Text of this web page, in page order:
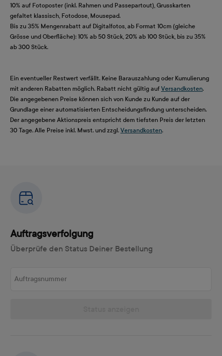
10% auf Fotoposter (inkl. Rahmen und Passepartout), Grusskarten
gefaltet klassisch, Fotodose, Mousepad.
Bis zu 35% Mengenrabatt auf Digitalfotos, ab Format 10cm (gleiche
Grösse und Oberfläche): 10% ab 50 Stück, 20% ab 100 Stück, bis zu 35%
ab 300 Stück.
Ein eventueller Restwert verfällt. Keine Barauszahlung oder Kumulierung
mit anderen Rabatten möglich. Rabatt nicht gültig auf Versandkosten.
Die angegebenen Preise können sich von Kunde zu Kunde auf der
Grundlage einer automatisierten Entscheidungsfindung unterscheiden.
Der angegebene Aktionspreis entspricht dem tiefsten Preis der letzten
30 Tage. Alle Preise inkl. Mwst. und zzgl. Versandkosten.
Auftragsverfolgung
Überprüfe den Status Deiner Bestellung